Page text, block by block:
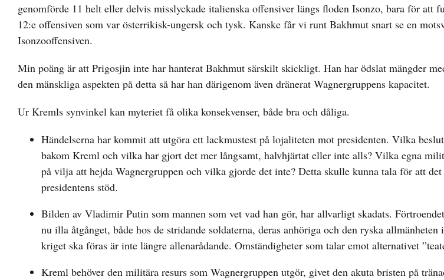
genomförde 11 helt eller delvis misslyckade italienska offensiver längs floden Isonzo, bara för att
12:e offensiven som var österrikisk-ungersk och tysk. Kanske får vi runt Bakhmut snart se en
Isonzooffensiven.
Min poäng är att Prigosjin inte har hanterat Bakhmut särskilt skickligt. Han har ödslat mängder
den mänskliga aspekten på detta så har han därigenom även dränerat Wagnergruppens kapacitet.
Ur Kremls synvinkel kan myteriet få olika konsekvenser, både bra och dåliga.
Händelserna har kommit att utgöra ett lackmustest på lojaliteten mot presidenten. Vilka
bakom Kreml och vilka har gjort det mer långsamt, halvhjärtat eller inte alls? Vilka egna
på vilja att hejda Wagnergruppen och vilka gjorde det inte? Detta skulle kunna tala för att
presidentens stöd.
Bilden av Vladimir Putin som mannen som vet vad han gör, har allvarligt skadats.
nu illa åtgånget, både hos de stridande soldaterna, deras anhöriga och den ryska
kriget ska föras är inte längre allenarådande. Omständigheter som talar emot alternativet
Kreml behöver den militära resurs som Wagnergruppen utgör, givet den akuta bristen på